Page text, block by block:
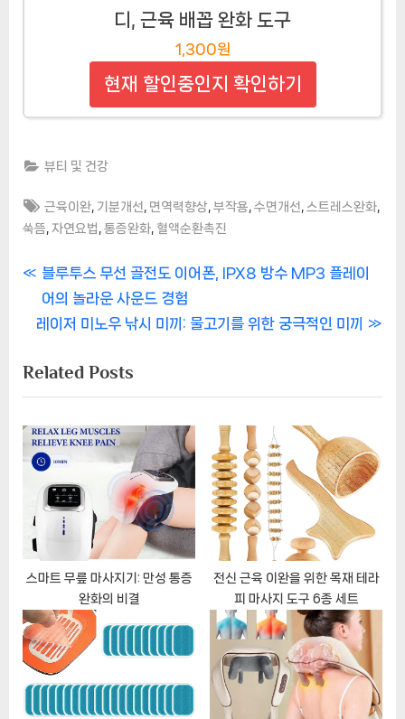
디, 근육 배꼽 완화 도구
1,300원
현재 할인중인지 확인하기
뷰티 및 건강
Tags:
근육이완 기분개선 면역력향상 부작용 ,수면개선 스트레스완화
쑥뜸 자연요법 통증완화 혈액순환촉진
글
탐
P
r
e
i
o
u
s
P
o
:
블루투스 무선 골전도 이어폰, IPX8 방수 MP3 플레이
어의 놀라운 사운드 경험
N
x
t
P
o
s
:
레이저 미노우 낚시 미끼: 물고기를 위한 궁극적인 미끼
Related Posts
스마트 무릎 마사지기: 만성 통증
완화의 비결
전신 근육 이완을 위한 목재 테라
피 마사지 도구 6종 세트